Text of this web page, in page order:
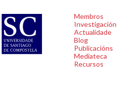
Membros
Investigación
Actualidade
Blog
Publicacións
Mediateca
Recursos